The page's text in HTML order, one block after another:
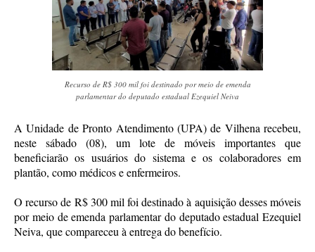
Recurso de R$ 300 mil foi destinado por meio de emenda
parlamentar do deputado estadual Ezequiel Neiva
A Unidade de Pronto Atendimento (UPA) de Vilhena recebeu,
neste sábado (08), um lote de móveis importantes que
beneficiarão os usuários do sistema e os colaboradores em
plantão, como médicos e enfermeiros.
O recurso de R$ 300 mil foi destinado à aquisição desses móveis
por meio de emenda parlamentar do deputado estadual Ezequiel
Neiva, que compareceu à entrega do benefício.